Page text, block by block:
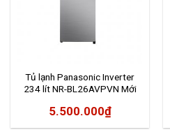
Tủ lạnh Panasonic Inverter
234 lít NR-BL26AVPVN Mới
5.500.000₫